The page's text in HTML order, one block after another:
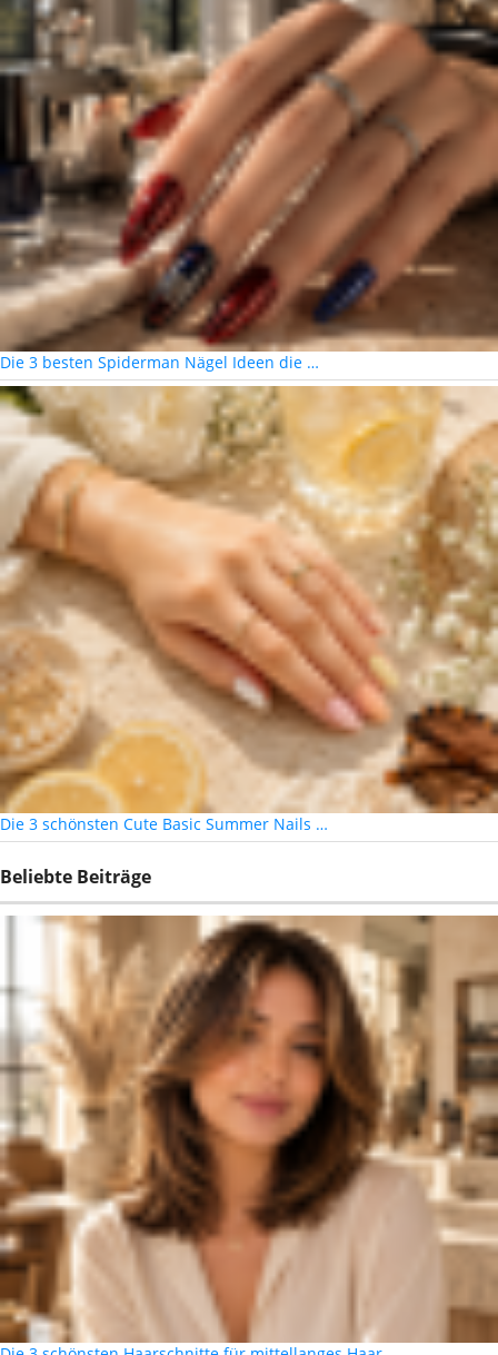
Die 3 besten Spiderman Nägel Ideen die …
Die 3 schönsten Cute Basic Summer Nails …
Beliebte Beiträge